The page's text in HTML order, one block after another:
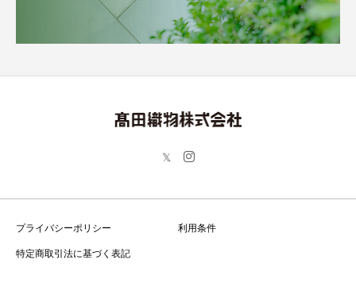
プライバシーポリシー
利用条件
特定商取引法に基づく表記